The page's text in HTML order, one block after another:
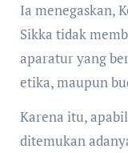
Ia menegaskan,
Sikka tidak
aparatur yang
etika, maupun
Karena itu,
ditemukan